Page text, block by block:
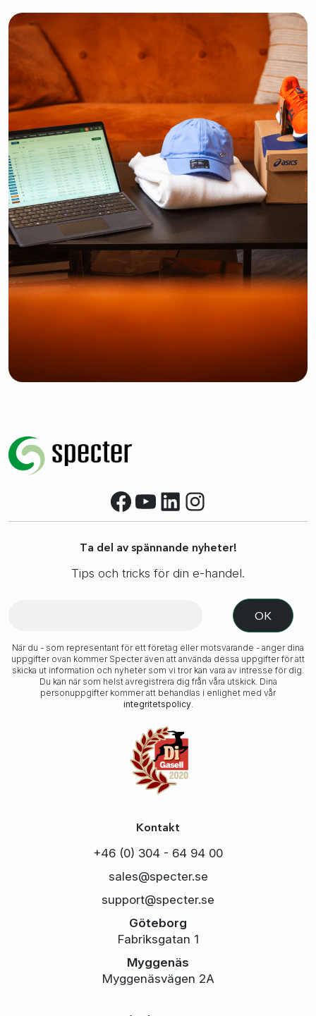
Facebook
YouTube
LinkedIn
Instagram
Ta del av spännande nyheter!
Tips och tricks för din e-handel.
När du - som representant för ett företag eller motsvarande - anger dina
uppgifter ovan kommer Specter även att använda dessa uppgifter för att
skicka ut information och nyheter som vi tror kan vara av intresse för dig.
Du kan när som helst avregistrera dig från våra utskick. Dina
personuppgifter kommer att behandlas i enlighet med vår
integritetspolicy.
Kontakt
+46 (0) 304 - 64 94 00
sales@specter.se
support@specter.se
Göteborg
Fabriksgatan 1
Myggenäs
Myggenäsvägen 2A